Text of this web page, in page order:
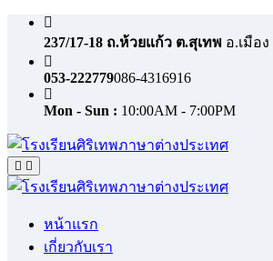
Skip
content
237/17-18 ถ.ห้วยแก้ว ต.สุเทพ อ.เมือง
053-222779086-4316916
Mon - Sun : 10:00AM - 7:00PM
หน้าแรก
เกี่ยวกับเรา